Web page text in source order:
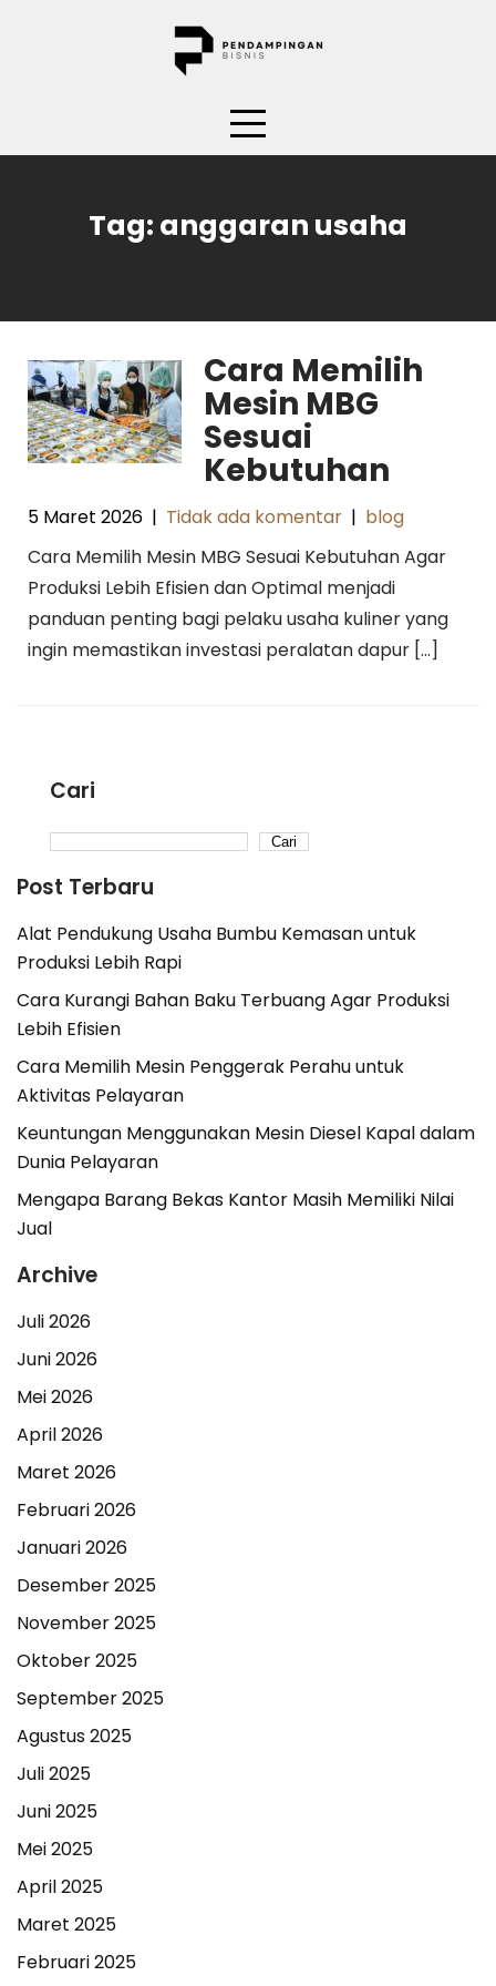
Tag: anggaran usaha
Cara Memilih
Mesin MBG
Sesuai
Kebutuhan
5 Maret 2026 | Tidak ada komentar | blog
Cara Memilih Mesin MBG Sesuai Kebutuhan Agar
Produksi Lebih Efisien dan Optimal menjadi
panduan penting bagi pelaku usaha kuliner yang
ingin memastikan investasi peralatan dapur […]
Cari
Cari
Post Terbaru
Alat Pendukung Usaha Bumbu Kemasan untuk
Produksi Lebih Rapi
Cara Kurangi Bahan Baku Terbuang Agar Produksi
Lebih Efisien
Cara Memilih Mesin Penggerak Perahu untuk
Aktivitas Pelayaran
Keuntungan Menggunakan Mesin Diesel Kapal dalam
Dunia Pelayaran
Mengapa Barang Bekas Kantor Masih Memiliki Nilai
Jual
Archive
Juli 2026
Juni 2026
Mei 2026
April 2026
Maret 2026
Februari 2026
Januari 2026
Desember 2025
November 2025
Oktober 2025
September 2025
Agustus 2025
Juli 2025
Juni 2025
Mei 2025
April 2025
Maret 2025
Februari 2025